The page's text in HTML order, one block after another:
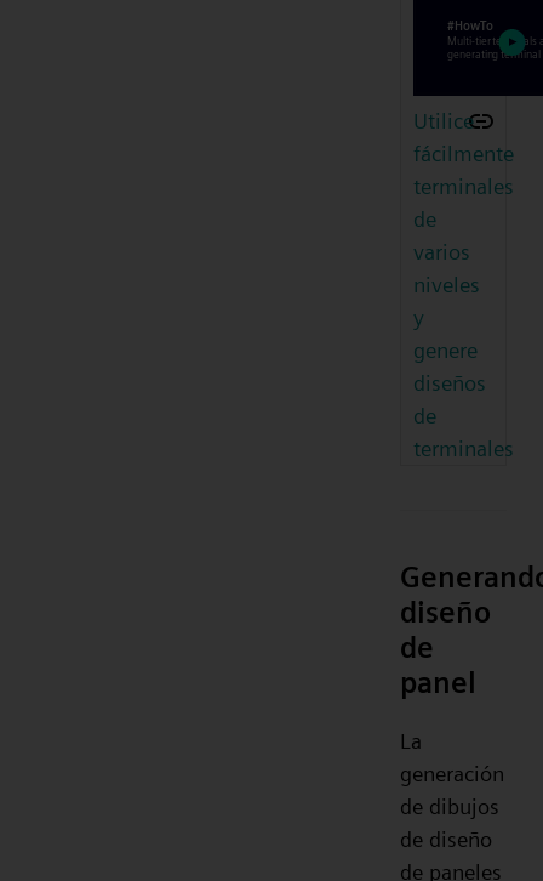
Utilice
fácilmente
terminales
de
varios
niveles
y
genere
diseños
de
terminales
diseño
de
panel
La
generación
de dibujos
de diseño
de paneles